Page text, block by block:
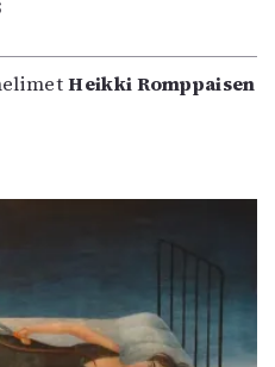
Heikki Romppaisen